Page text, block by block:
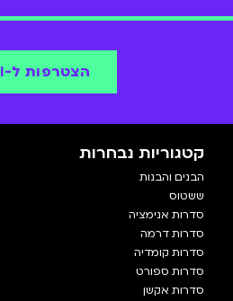
הסדרה האהובה עליו היאששטוסשנת 2008.
הצטרפו אלינו ותראו את המסע של
הצטרפות ל-BIGI
קטגוריות נבחרות
הבנים והבנות
ששטוס
סדרות אנימציה
סדרות דרמה
סדרות קומדיה
סדרות ספורט
סדרות אקשן